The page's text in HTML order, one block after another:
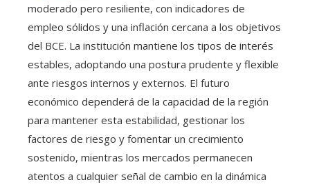
moderado pero resiliente, con indicadores de
empleo sólidos y una inflación cercana a los objetivos
del BCE. La institución mantiene los tipos de interés
estables, adoptando una postura prudente y flexible
ante riesgos internos y externos. El futuro
económico dependerá de la capacidad de la región
para mantener esta estabilidad, gestionar los
factores de riesgo y fomentar un crecimiento
sostenido, mientras los mercados permanecen
atentos a cualquier señal de cambio en la dinámica